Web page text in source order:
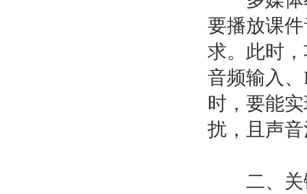
要播放课
求。此时
音频输入
时，要能
扰，且声
二、关